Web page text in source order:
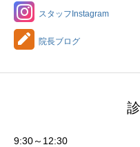
スタッフInstagram
院長ブログ
9:30～12:30